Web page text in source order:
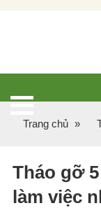
Trang chủ »
Tháo gỡ
làm việc